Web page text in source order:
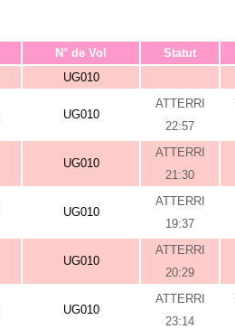
N° de Vol Statut
UG010
UG010
ATTERRI
22:57
UG010
ATTERRI
21:30
UG010
ATTERRI
19:37
UG010
ATTERRI
20:29
UG010
ATTERRI
23:14